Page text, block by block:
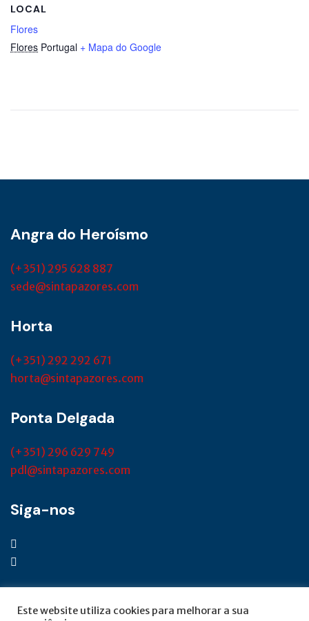
LOCAL
Flores
Flores Portugal + Mapa do Google
Angra do Heroísmo
(+351) 295 628 887
sede@sintapazores.com
Horta
(+351) 292 292 671
horta@sintapazores.com
Ponta Delgada
(+351) 296 629 749
pdl@sintapazores.com
Siga-nos
Este website utiliza cookies para melhorar a sua